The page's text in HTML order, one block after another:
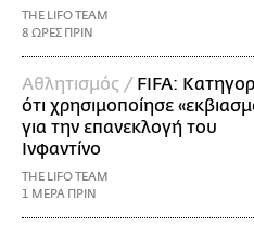
THE LIFO TEAM
8 ΩΡΕΣ ΠΡΙΝ
Αθλητισμός / FIFA:
ότι χρησιμοποίησε
για την επανεκλογή του
Ινφαντίνο
THE LIFO TEAM
1 ΜΕΡΑ ΠΡΙΝ